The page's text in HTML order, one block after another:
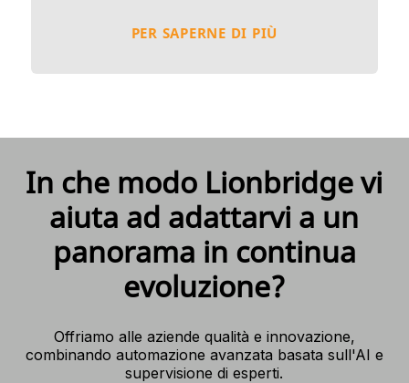
PER SAPERNE DI PIÙ
In che modo Lionbridge vi
aiuta ad adattarvi a un
panorama in continua
evoluzione?
Offriamo alle aziende qualità e innovazione,
combinando automazione avanzata basata sull'AI e
supervisione di esperti.